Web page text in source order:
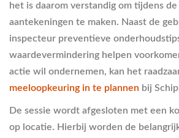
het is daarom verstandig om tijdens
aantekeningen te maken. Naast de
inspecteur preventieve
waardevermindering helpen
actie wil ondernemen, kan het
meeloopkeuring in te plannen bij
De sessie wordt afgesloten met een
op locatie. Hierbij worden de